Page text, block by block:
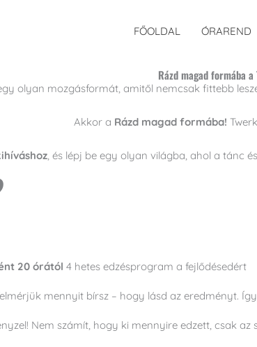
FŐOLDAL ÓRAREND
Rázd magad formába
olyan mozgásformát, amitől nemcsak fittebb
Akkor a Rázd magad formába!
, és lépj be egy olyan világba, ahol a tánc
20 órától 4 hetes edzésprogram a fejlődésedért
mennyit bírsz – hogy lásd az eredményt.
Nem számít, hogy ki mennyire edzett, csak